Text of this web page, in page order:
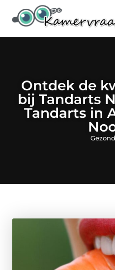
Ontdek de
bij Tandarts
Tandarts in